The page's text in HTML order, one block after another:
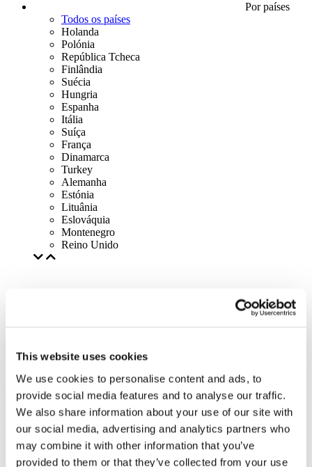
This website uses cookies
We use cookies to personalise content and ads, to
provide social media features and to analyse our traffic.
We also share information about your use of our site with
our social media, advertising and analytics partners who
may combine it with other information that you’ve
provided to them or that they’ve collected from your use
Por países
Todos os países
Holanda
Polónia
República Tcheca
Finlândia
Suécia
Hungria
Espanha
Itália
Suíça
França
Dinamarca
Turkey
Alemanha
Estónia
Lituânia
Eslováquia
Montenegro
Reino Unido